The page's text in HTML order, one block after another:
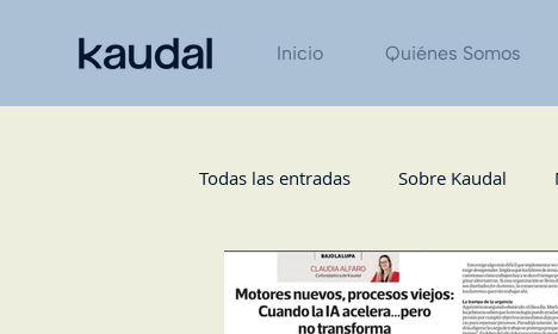
Inicio Quiénes Somos
Todas las entradas Sobre Kaudal
Tecnología Diario Gestión